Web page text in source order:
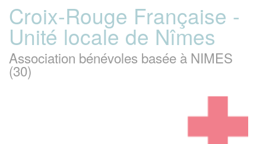
Croix-Rouge Française -
Unité locale de Nîmes
Association bénévoles basée à NIMES
(30)